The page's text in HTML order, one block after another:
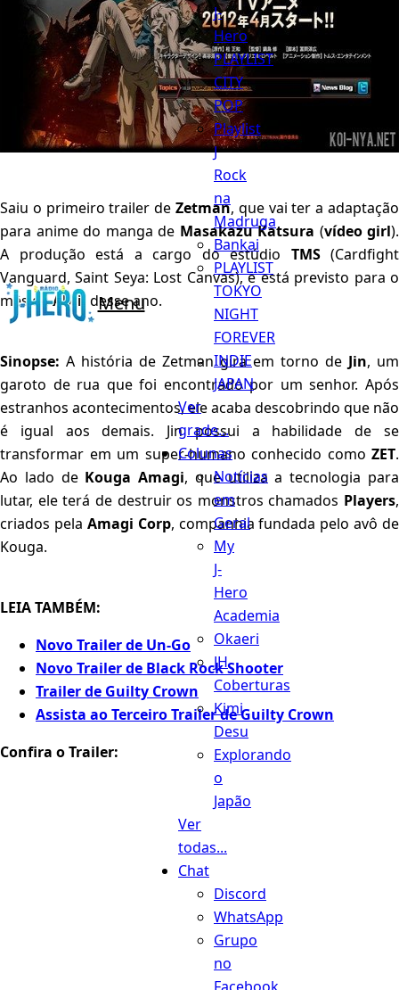
Menu
J-
Hero
PLAYLIST
CITY
POP
Playlist
J
Rock
na
Madruga
Bankai
PLAYLIST
TOKYO
NIGHT
FOREVER
INDIE
JAPAN
Ver
grade...
Colunas
Notícias
em
Geral
My
J-
Hero
Academia
Okaeri
JH
Coberturas
Kimi
Desu
Explorando
o
Japão
Ver
todas...
Chat
Discord
WhatsApp
Grupo
no
Saiu o primeiro trailer de Zetman, que vai ter a adaptação
para anime do manga de Masakazu Katsura (vídeo girl).
A produção está a cargo do estúdio TMS (Cardfight
Vanguard, Saint Seya: Lost Canvas), e está previsto para o
mês deAbrildesse ano.
Sinopse: A história de Zetman gira em torno de Jin, um
garoto de rua que foi encontrado por um senhor. Após
estranhos acontecimentos, ele acaba descobrindo que não
é igual aos demais. Jin possui a habilidade de se
transformar em um super-humano conhecido como ZET.
Ao lado de Kouga Amagi, que utiliza a tecnologia para
lutar, ele terá de destruir os monstros chamados Players,
criados pela Amagi Corp, companhia fundada pelo avô de
Kouga.
LEIA TAMBÉM:
Novo Trailer de Un-Go
Novo Trailer de Black Rock Shooter
Trailer de Guilty Crown
Assista ao Terceiro Trailer de Guilty Crown
Confira o Trailer: